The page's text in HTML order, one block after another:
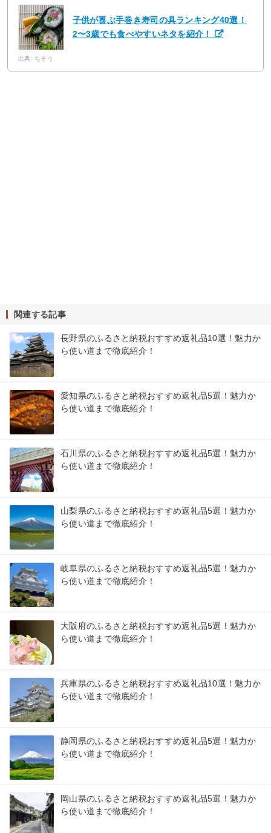
子供が喜ぶ手巻き寿司の具ランキング40選！
2〜3歳でも食べやすいネタを紹介！
出典: ちそう
関連する記事
長野県のふるさと納税おすすめ返礼品10選！魅力か
ら使い道まで徹底紹介！
愛知県のふるさと納税おすすめ返礼品5選！魅力か
ら使い道まで徹底紹介！
石川県のふるさと納税おすすめ返礼品5選！魅力か
ら使い道まで徹底紹介！
山梨県のふるさと納税おすすめ返礼品5選！魅力か
ら使い道まで徹底紹介！
岐阜県のふるさと納税おすすめ返礼品5選！魅力か
ら使い道まで徹底紹介！
大阪府のふるさと納税おすすめ返礼品5選！魅力か
ら使い道まで徹底紹介！
兵庫県のふるさと納税おすすめ返礼品10選！魅力か
ら使い道まで徹底紹介！
静岡県のふるさと納税おすすめ返礼品5選！魅力か
ら使い道まで徹底紹介！
岡山県のふるさと納税おすすめ返礼品5選！魅力か
ら使い道まで徹底紹介！